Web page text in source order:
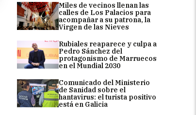
Miles de vecinos llenan las
calles de Los Palacios para
acompañar a su patrona, la
Virgen de las Nieves
Rubiales reaparece y culpa a
Pedro Sánchez del
protagonismo de Marruecos
en el Mundial 2030
Comunicado del Ministerio
de Sanidad sobre el
hantavirus: el turista positivo
está en Galicia